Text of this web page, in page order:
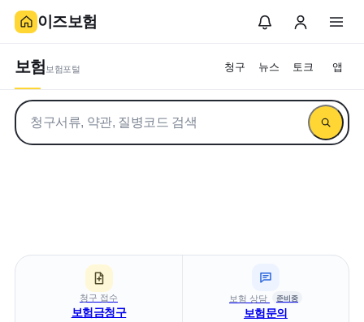
이즈보험
보험보험포털 청구 뉴스 토크 앱
보험정보 통합검색
이즈보험
만개의 보험 레시피
업데이트!
더 쉬운 보상청구 안내
청구 접수
보험금청구
보험 상담 준비중
보험문의